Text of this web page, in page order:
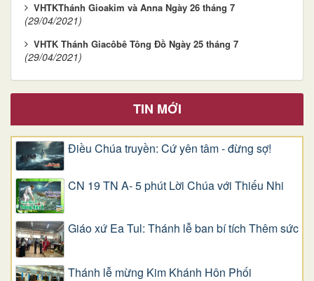
VHTKThánh Gioakim và Anna Ngày 26 tháng 7
(29/04/2021)
VHTK Thánh Giacôbê Tông Đồ Ngày 25 tháng 7
(29/04/2021)
TIN MỚI
Điều Chúa truyền: Cứ yên tâm - đừng sợ!
CN 19 TN A- 5 phút Lời Chúa với Thiếu Nhi
Giáo xứ Ea Tul: Thánh lễ ban bí tích Thêm sức
Thánh lễ mừng Kim Khánh Hôn Phối